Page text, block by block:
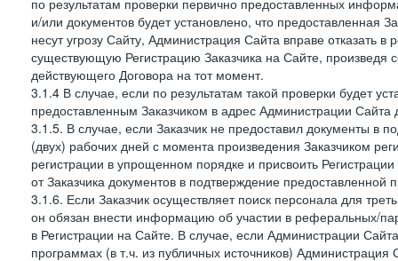
по результатам проверки первично предоставленных
и/или документов будет установлено, что предоставленная
несут угрозу Сайту, Администрация Сайта вправе отказать
существующую Регистрацию Заказчика на Сайте, произведя
действующего Договора на тот момент.
3.1.4 В случае, если по результатам такой проверки будет
предоставленным Заказчиком в адрес Администрации
3.1.5. В случае, если Заказчик не предоставил документы в
(двух) рабочих дней с момента произведения Заказчиком
регистрации в упрощенном порядке и присвоить
от Заказчика документов в подтверждение
3.1.6. Если Заказчик осуществляет поиск персонала для
он обязан внести информацию об участии в реферальных/
в Регистрации на Сайте. В случае, если Администрации
программах (в т.ч. из публичных источников)